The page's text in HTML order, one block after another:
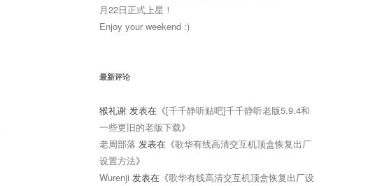
月22日正式上星！
Enjoy your weekend :)
最新评论
猴礼谢发表在《[千千静听贴吧]千千静听老版5.9.4和
一些更旧的老版下载》
老周部落 发表在《歌华有线高清交互机顶盒恢复出厂
设置方法》
Wurenji 发表在《歌华有线高清交互机顶盒恢复出厂设